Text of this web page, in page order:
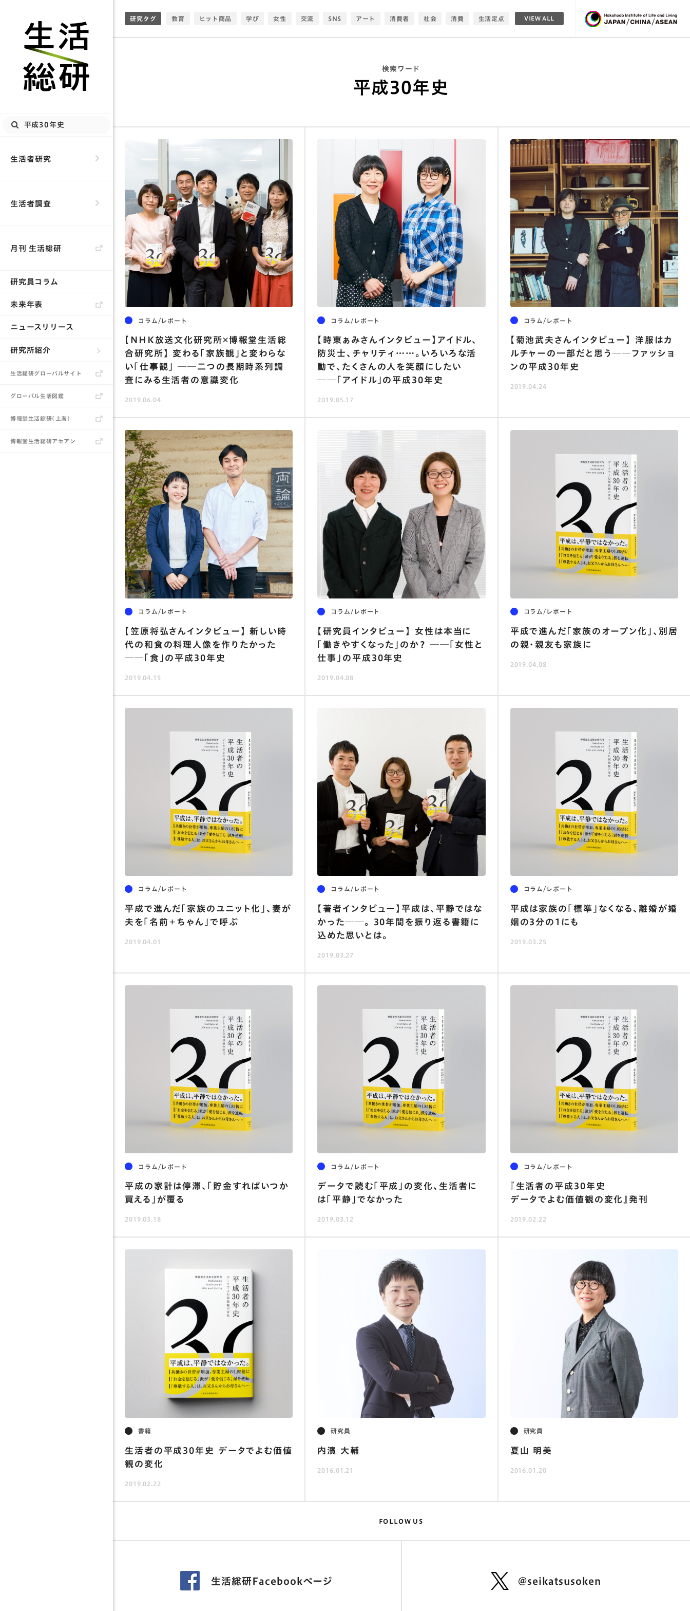
生活総研
生活者研究
生活者調査
月刊 生活総研
研究員コラム
未来年表
ニュースリリース
研究所紹介
生活総研とは
所長あいさつ
研究員
書籍
生活総研グローバルサイト
グローバル生活図鑑
博報堂生活綜研（上海）
博報堂生活総研アセアン
研究タグ 教育 ヒット商品 学び 女性 交流 SNS アート 消費者 社会 消費 生活定点
AI 超高齢社会 家計簿 メディア 生活図鑑 物語 グローバル シティポップ
ダジャレ
クリエイティブ ファッション
データビジュアライゼーション 恋愛 生活寿命 エモい 街 子供 建築 住 データ
ウェルビーイング
スマホ 年齢 ひとりマグマ
ライフスタイル トレンド 生活DX定点 スマートフォン 感情 移動
消齢化 未来誘発 ひとり ビッグデータ 老後 データ可視化 サマーセミナー
観光 幸福度 チル みんな 利他 感情ミュート社会 推し活
消齢化社会 信仰 アイドル Ｚ世代 デジタル テクノロジー お金 中国
広告 モノ 写真加工 手料理 都市 仕事 地域 情報 写真調査
ひとりごはん シルバー 生活元年
VIEW ALL
検索ワード
平成30年史
コラム/レポート
【NHK放送文化研究所×博報堂生活総
合研究所】 変わる「家族観」と変わらな
い「仕事観」 ──二つの長期時系列調
査にみる生活者の意識変化
2019.06.04
コラム/レポート
【時東ぁみさんインタビュー】アイドル､
防災士､チャリティ……｡いろいろな活
動で､たくさんの人を笑顔にしたい
──｢アイドル｣の平成30年史
2019.05.17
コラム/レポート
【菊池武夫さんインタビュー】 洋服はカ
ルチャーの一部だと思う──ファッショ
ンの平成30年史
2019.04.24
コラム/レポート
【笠原将弘さんインタビュー】 新しい時
代の和食の料理人像を作りたかった
──「食」の平成30年史
2019.04.15
コラム/レポート
【研究員インタビュー】 女性は本当に
「働きやすくなった」のか？ ──「女性と
仕事」の平成30年史
2019.04.08
コラム/レポート
平成で進んだ｢家族のオープン化｣､別居
の親･親友も家族に
2019.04.08
コラム/レポート
平成で進んだ「家族のユニット化」、妻が
夫を「名前＋ちゃん」で呼ぶ
2019.04.01
コラム/レポート
【著者インタビュー】平成は、平静ではな
かった──。 30年間を振り返る書籍に
込めた思いとは。
2019.03.27
コラム/レポート
平成は家族の「標準」なくなる、離婚が婚
姻の3分の1にも
2019.03.25
コラム/レポート
平成の家計は停滞、「貯金すればいつか
買える」が覆る
2019.03.18
コラム/レポート
データで読む「平成」の変化、生活者に
は「平静」でなかった
2019.03.12
コラム/レポート
『生活者の平成30年史
データでよむ価値観の変化』発刊
2019.02.22
書籍
生活者の平成30年史 データでよむ価値
観の変化
2019.02.22
研究員
内濱 大輔
2016.01.21
研究員
夏山 明美
2016.01.20
FOLLOW US
生活総研Facebookページ @seikatsusoken